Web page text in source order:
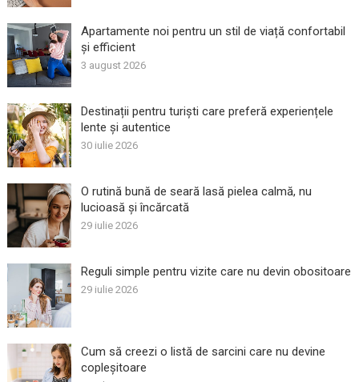
Apartamente noi pentru un stil de viață confortabil
și efficient
3 august 2026
Destinații pentru turiști care preferă experiențele
lente și autentice
30 iulie 2026
O rutină bună de seară lasă pielea calmă, nu
lucioasă și încărcată
29 iulie 2026
Reguli simple pentru vizite care nu devin obositoare
29 iulie 2026
Cum să creezi o listă de sarcini care nu devine
copleșitoare